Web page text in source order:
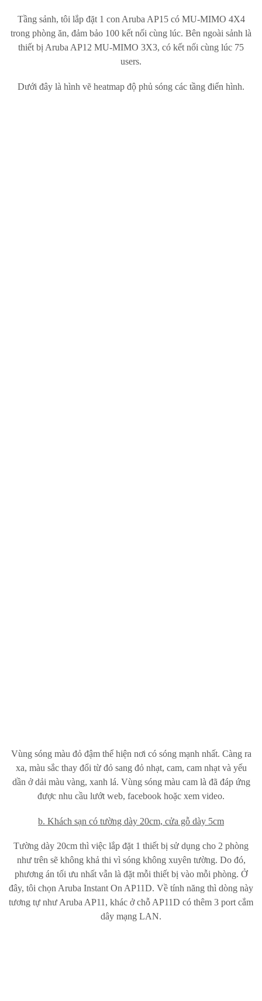
Tầng sảnh, tôi lắp đặt 1 con Aruba AP15 có MU-MIMO 4X4
trong phòng ăn, đảm bảo 100 kết nối cùng lúc. Bên ngoài sảnh là
thiết bị Aruba AP12 MU-MIMO 3X3, có kết nối cùng lúc 75
users.
Dưới đây là hình vẽ heatmap độ phủ sóng các tầng điển hình.
Vùng sóng màu đỏ đậm thể hiện nơi có sóng mạnh nhất. Càng ra
xa, màu sắc thay đổi từ đỏ sang đỏ nhạt, cam, cam nhạt và yếu
dần ở dải màu vàng, xanh lá. Vùng sóng màu cam là đã đáp ứng
được nhu cầu lướt web, facebook hoặc xem video.
b. Khách sạn có tường dày 20cm, cửa gỗ dày 5cm
Tường dày 20cm thì việc lắp đặt 1 thiết bị sử dụng cho 2 phòng
như trên sẽ không khả thi vì sóng không xuyên tường. Do đó,
phương án tối ưu nhất vẫn là đặt mỗi thiết bị vào mỗi phòng. Ở
đây, tôi chọn Aruba Instant On AP11D. Về tính năng thì dòng này
tương tự như Aruba AP11, khác ở chỗ AP11D có thêm 3 port cắm
dây mạng LAN.